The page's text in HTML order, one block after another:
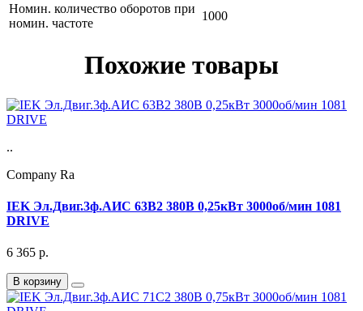
Номин. количество оборотов при
номин. частоте
1000
Похожие товары
..
Company Ra
IEK Эл.Двиг.3ф.АИС 63B2 380В 0,25кВт 3000об/мин 1081
DRIVE
6 365 р.
В корзину